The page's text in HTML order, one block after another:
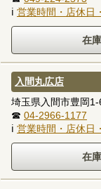
ℹ 営業時間・店休日
入間丸広店
埼玉県入間市豊岡
☎ 04-2966-1177
ℹ 営業時間・店休日